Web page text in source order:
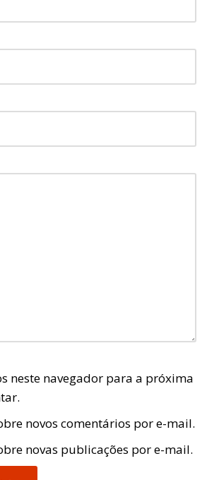
neste navegador para a próxima
novos comentários por e-mail.
novas publicações por e-mail.